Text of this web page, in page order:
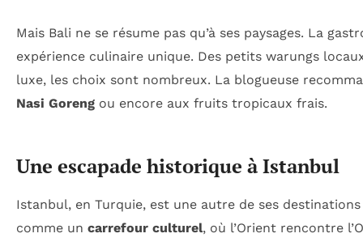
Mais Bali ne se résume pas qu’à ses paysages. La
expérience culinaire unique. Des petits warungs
luxe, les choix sont nombreux. La blogueuse
Nasi Goreng ou encore aux fruits tropicaux frais.
Une escapade historique à Istanbul
Istanbul, en Turquie, est une autre de ses
comme un carrefour culturel, où l’Orient rencontre